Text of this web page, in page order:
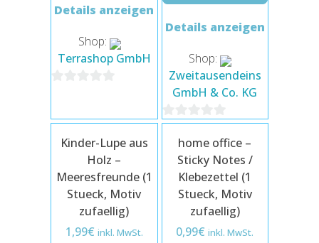
Details anzeigen
Shop:
Terrashop GmbH
5
Details anzeigen
Shop:
Zweitausendeins
GmbH & Co. KG
0
von
Kinder-Lupe aus
Holz –
Meeresfreunde (1
Stueck, Motiv
zufaellig)
1,99€ inkl. MwSt.
home office –
Sticky Notes /
Klebezettel (1
Stueck, Motiv
zufaellig)
0,99€ inkl. MwSt.